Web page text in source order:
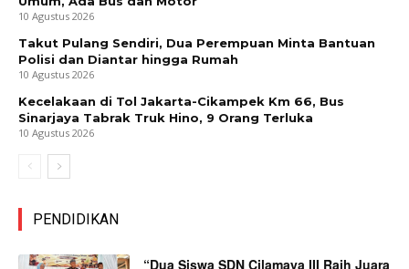
10 Agustus 2026
Takut Pulang Sendiri, Dua Perempuan Minta Bantuan
Polisi dan Diantar hingga Rumah
10 Agustus 2026
Kecelakaan di Tol Jakarta-Cikampek Km 66, Bus
Sinarjaya Tabrak Truk Hino, 9 Orang Terluka
10 Agustus 2026
PENDIDIKAN
“Dua Siswa SDN Cilamaya III Raih Juara